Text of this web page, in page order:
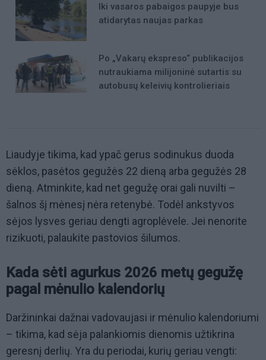
Iki vasaros pabaigos paupyje bus
atidarytas naujas parkas
Po „Vakarų ekspreso“ publikacijos
nutraukiama milijoninė sutartis su
autobusų keleivių kontrolieriais
Liaudyje tikima, kad ypač gerus sodinukus duoda
sėklos, pasėtos gegužės 22 dieną arba gegužės 28
dieną. Atminkite, kad net gegužę orai gali nuvilti –
šalnos šį mėnesį nėra retenybė. Todėl ankstyvos
sėjos lysves geriau dengti agroplėvele. Jei nenorite
rizikuoti, palaukite pastovios šilumos.
Kada sėti agurkus 2026 metų gegužę
pagal mėnulio kalendorių
Daržininkai dažnai vadovaujasi ir mėnulio kalendoriumi
– tikima, kad sėja palankiomis dienomis užtikrina
geresnį derlių. Yra du periodai, kurių geriau vengti: